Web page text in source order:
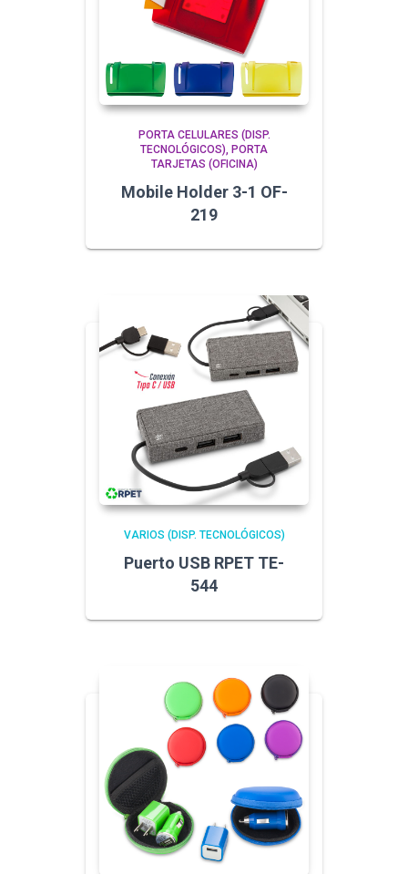
PORTA CELULARES (DISP.
TECNOLÓGICOS)
PORTA
TARJETAS (OFICINA)
Mobile Holder 3-1 OF-
219
VARIOS (DISP. TECNOLÓGICOS)
Puerto USB RPET TE-
544